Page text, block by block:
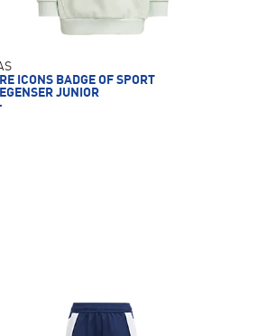
ICONS BADGE OF SPORT
JUNIOR